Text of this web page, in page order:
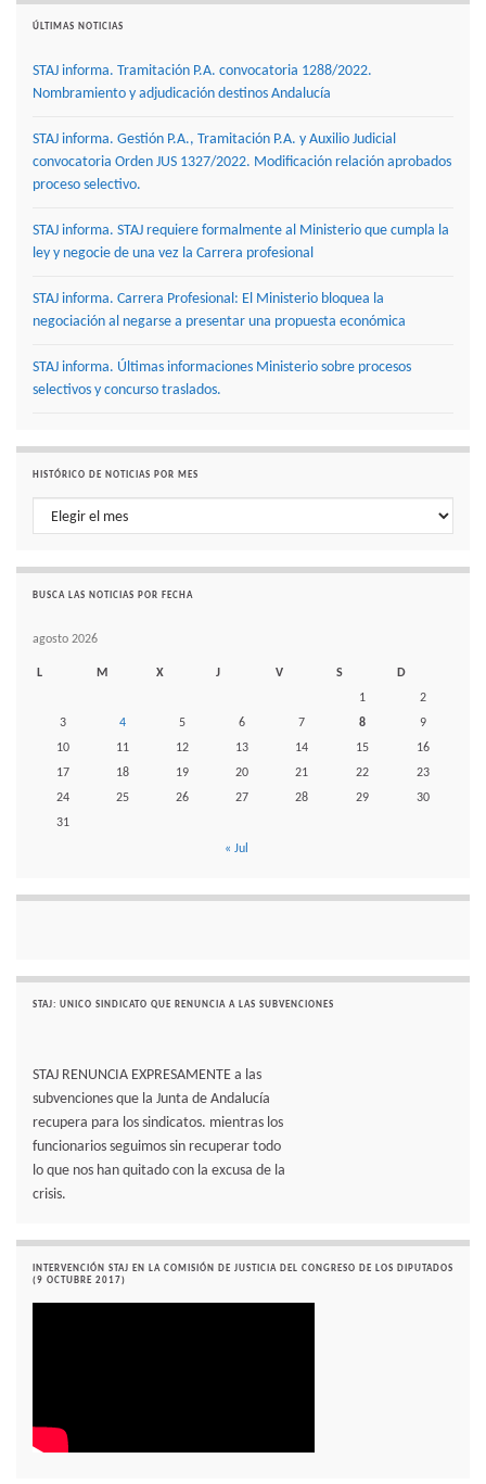
ÚLTIMAS NOTICIAS
STAJ informa. Tramitación P.A. convocatoria 1288/2022.
Nombramiento y adjudicación destinos Andalucía
STAJ informa. Gestión P.A., Tramitación P.A. y Auxilio Judicial
convocatoria Orden JUS 1327/2022. Modificación relación aprobados
proceso selectivo.
STAJ informa. STAJ requiere formalmente al Ministerio que cumpla la
ley y negocie de una vez la Carrera profesional
STAJ informa. Carrera Profesional: El Ministerio bloquea la
negociación al negarse a presentar una propuesta económica
STAJ informa. Últimas informaciones Ministerio sobre procesos
selectivos y concurso traslados.
HISTÓRICO DE NOTICIAS POR MES
Histórico de noticias por mes
BUSCA LAS NOTICIAS POR FECHA
agosto 2026
L M X J V S
D
1
2
3
4 5 6 7 8
9
10
11 12 13 14 15
16
17
18 19 20 21 22
23
24
25 26 27 28 29
30
31
« Jul
STAJ: UNICO SINDICATO QUE RENUNCIA A LAS SUBVENCIONES
STAJ RENUNCIA EXPRESAMENTE a las
subvenciones que la Junta de Andalucía
recupera para los sindicatos. mientras los
funcionarios seguimos sin recuperar todo
lo que nos han quitado con la excusa de la
crisis.
INTERVENCIÓN STAJ EN LA COMISIÓN DE JUSTICIA DEL CONGRESO DE LOS DIPUTADOS
(9 OCTUBRE 2017)